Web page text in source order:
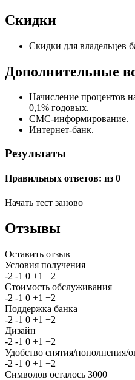
Скидки
Скидки для владельцев
Дополнительные
Начисление процентов
0,1% годовых.
СМС-информирование.
Интернет-банк.
Результаты
Правильных ответов: из 0
Начать тест заново
Отзывы
Оставить отзыв
Условия получения
-2 -1 0 +1 +2
Стоимость обслуживания
-2 -1 0 +1 +2
Поддержка банка
-2 -1 0 +1 +2
Дизайн
-2 -1 0 +1 +2
Удобство снятия/пополнения/
-2 -1 0 +1 +2
Символов осталось 3000